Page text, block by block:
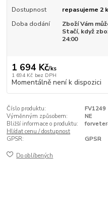
Dostupnost
repasujeme 2
Doba dodání
Zboží Vám
Stačí, když
24:00
1 694 Kč/ks
1 694 Kč bez DPH
Momentálně není k dispozici
Číslo produktu:
FV1249
Výměnným způsobem:
NE
Bližší informace o produktu:
Hlídat cenu / dostupnost
GPSR:
GPSR
Do oblíbených